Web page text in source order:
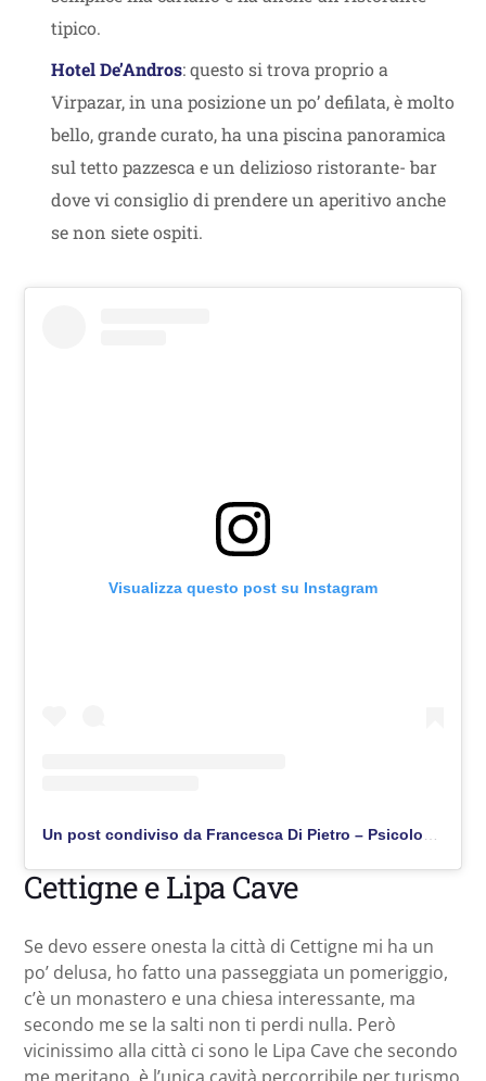
tipico.
Hotel De’Andros: questo si trova proprio a
Virpazar, in una posizione un po’ defilata, è molto
bello, grande curato, ha una piscina panoramica
sul tetto pazzesca e un delizioso ristorante- bar
dove vi consiglio di prendere un aperitivo anche
se non siete ospiti.
Visualizza questo post su Instagram
Cettigne e Lipa Cave
Se devo essere onesta la città di Cettigne mi ha un
po’ delusa, ho fatto una passeggiata un pomeriggio,
c’è un monastero e una chiesa interessante, ma
secondo me se la salti non ti perdi nulla. Però
vicinissimo alla città ci sono le Lipa Cave che secondo